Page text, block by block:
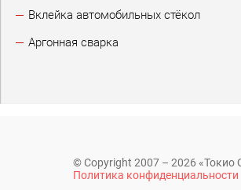
Вклейка автомобильных стёкол
Аргонная сварка
© Copyright 2007 – 2026 «Токио
Политика конфиденциальности